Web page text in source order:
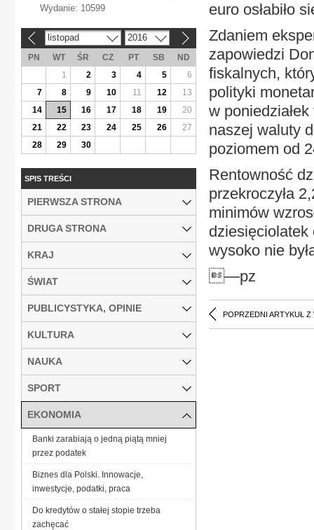
euro osłabiło
Zdaniem
zapowiedzi
fiskalnych,
polityki
w
naszej waluty
poziomem od
Rentowność
przekroczyła
minimów
dziesięciolatek
wysoko nie
—pz
POPRZEDNI ARTYKUŁ Z
Wydanie: 10599
listopad 2016
PN WT ŚR CZ PT SB
ND
1
2 3 4 5
6
7
8 9 10 11 12
13
14
15 16 17 18 19
20
21
22 23 24 25 26
27
28
29 30
SPIS TREŚCI
PIERWSZA STRONA
DRUGA STRONA
KRAJ
ŚWIAT
PUBLICYSTYKA, OPINIE
KULTURA
NAUKA
SPORT
EKONOMIA
Banki zarabiają o jedną piątą mniej
przez podatek
Biznes dla Polski. Innowacje,
inwestycje, podatki, praca
Do kredytów o stałej stopie trzeba
zachęcać